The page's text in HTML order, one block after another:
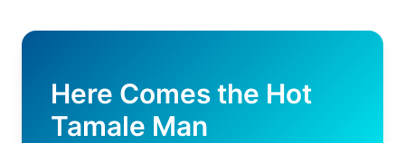
Here Comes the Hot
Tamale Man